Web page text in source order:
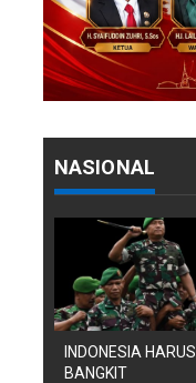
NASIONAL
INDONESIA HARUS
BANGKIT